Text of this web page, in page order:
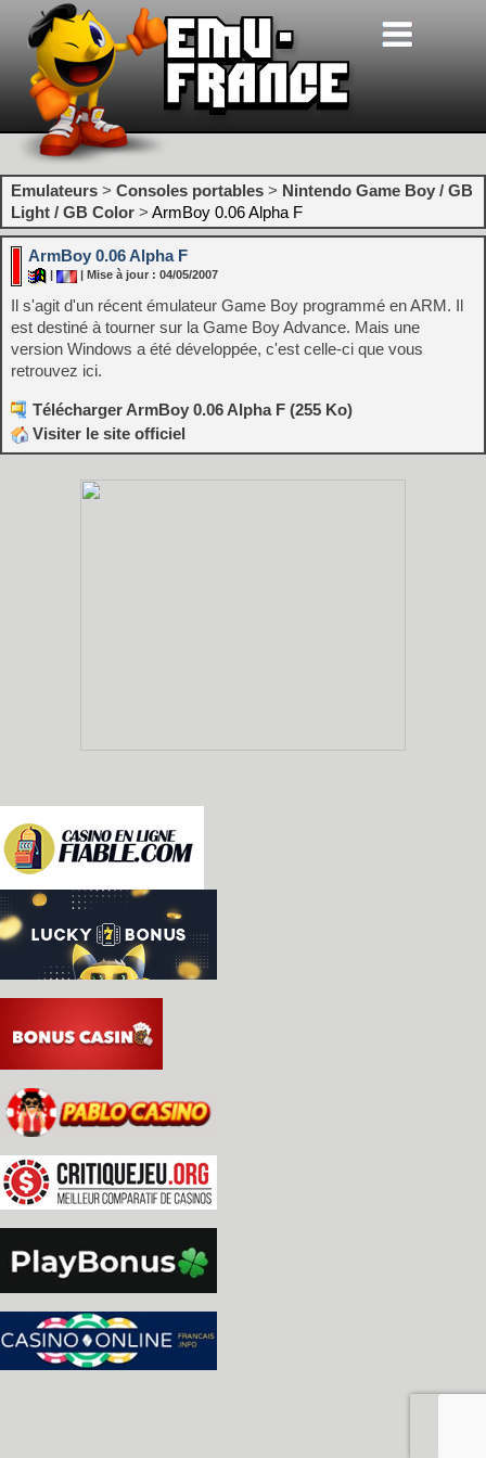
Emulateurs > Consoles portables > Nintendo Game Boy / GB
Light / GB Color > ArmBoy 0.06 Alpha F
ArmBoy 0.06 Alpha F
| Mise à jour : 04/05/2007
Il s'agit d'un récent émulateur Game Boy programmé en ARM. Il
est destiné à tourner sur la Game Boy Advance. Mais une
version Windows a été développée, c'est celle-ci que vous
retrouvez ici.
Télécharger ArmBoy 0.06 Alpha F (255 Ko)
Visiter le site officiel